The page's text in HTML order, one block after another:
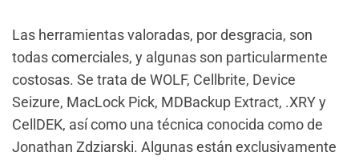
Las herramientas valoradas, por desgracia, son
todas comerciales, y algunas son particularmente
costosas. Se trata de WOLF, Cellbrite, Device
Seizure, MacLock Pick, MDBackup Extract, .XRY y
CellDEK, así como una técnica conocida como de
Jonathan Zdziarski. Algunas están exclusivamente